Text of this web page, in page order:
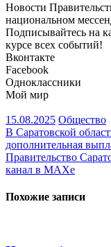
Новости
национальном
Подписывайтесь на
курсе всех событий!
Вконтакте
Facebook
Одноклассники
Мой мир
15.08.2025 Общество
Навигация
по
записям
В Саратовской
дополнительная
Правительство
канал в МАХе
Похожие записи